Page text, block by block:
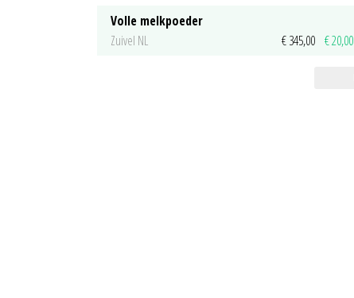
Volle melkpoeder
Zuivel NL
€ 345,00 € 20,00